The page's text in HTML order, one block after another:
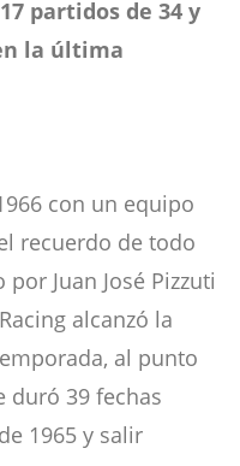
partidos de 34 y
la última
con un equipo
recuerdo de todo
Juan José Pizzuti
alcanzó la
al punto
duró 39 fechas
1965 y salir